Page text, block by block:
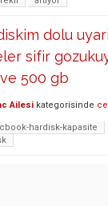
dolu
sifir
500 gb
Ailesi kategorisinde
hardisk-kapasite